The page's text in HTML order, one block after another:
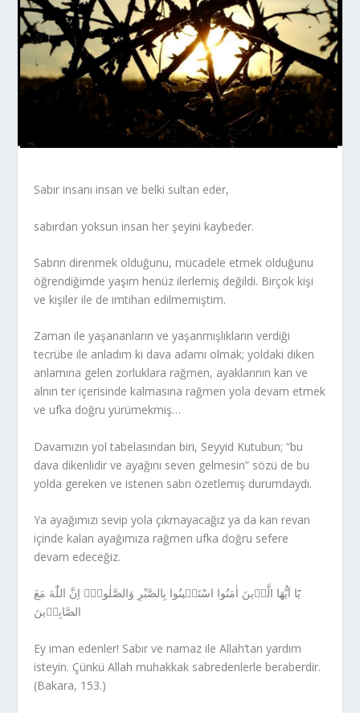
Sabır insanı insan ve belki sultan eder,
sabırdan yoksun insan her şeyini kaybeder.
Sabrın direnmek olduğunu, mücadele etmek olduğunu
öğrendiğimde yaşım henüz ilerlemiş değildi. Birçok kişi
ve kişiler ile de imtihan edilmemiştim.
Zaman ile yaşananların ve yaşanmışlıkların verdiği
tecrübe ile anladım ki dava adamı olmak; yoldaki diken
anlamına gelen zorluklara rağmen, ayaklarının kan ve
alnın ter içerisinde kalmasına rağmen yola devam etmek
ve ufka doğru yürümekmiş…
Davamızın yol tabelasından biri, Seyyid Kutubun; “bu
dava dikenlidir ve ayağını seven gelmesin” sözü de bu
yolda gereken ve istenen sabrı özetlemiş durumdaydı.
Ya ayağımızı sevip yola çıkmayacağız ya da kan revan
içinde kalan ayağımıza rağmen ufka doğru sefere
devam edeceğiz.
الصَّابِر۪ينَ
Ey iman edenler! Sabır ve namaz ile Allah’tan yardım
isteyin. Çünkü Allah muhakkak sabredenlerle beraberdir.
(Bakara, 153.)